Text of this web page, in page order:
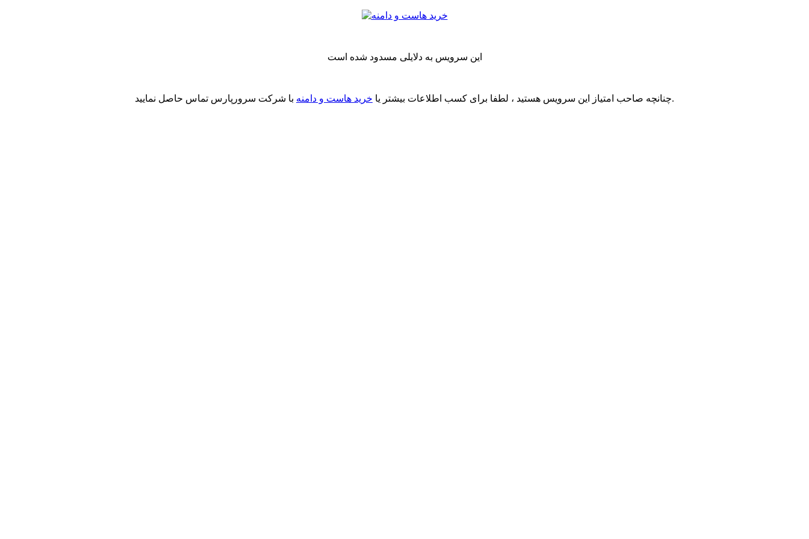
این سرویس به دلایلی مسدود شده است
چنانچه صاحب امتیاز این سرویس هستید ، لطفا برای کسب اطلاعات بیشتر یا خرید هاست و دامنه با شرکت سرورپارس تماس حاصل نمایید.